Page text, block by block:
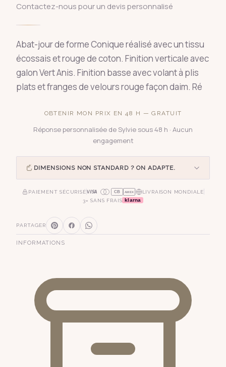
Contactez-nous pour un devis personnalisé
Abat-jour de forme Conique réalisé avec un tissu
écossais et rouge de coton. Finition verticale avec
galon Vert Anis. Finition basse avec volant à plis
plats et franges de velours rouge façon daim. Ré
OBTENIR MON PRIX EN 48 H — GRATUIT
Réponse personnalisée de Sylvie sous 48 h · Aucun
engagement
DIMENSIONS NON STANDARD ? ON ADAPTE.
PAIEMENT SÉCURISÉ CB AMEX
LIVRAISON MONDIALE
3× SANS FRAIS klarna
PARTAGER
INFORMATIONS